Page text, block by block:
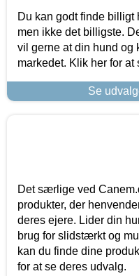
Du kan godt finde billigt
men ikke det billigste.
vil gerne at din hund og
markedet. Klik her for at
Se
Det særlige ved
produkter, der
deres ejere. Lider din
brug for slidstærkt og
kan du finde dine
for at se deres udvalg.